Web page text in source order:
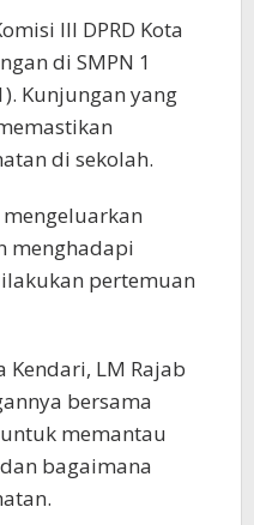
III DPRD Kota
di SMPN 1
Kunjungan yang
di sekolah.
menghadapi
pertemuan
Kendari, LM Rajab
bersama
memantau
bagaimana